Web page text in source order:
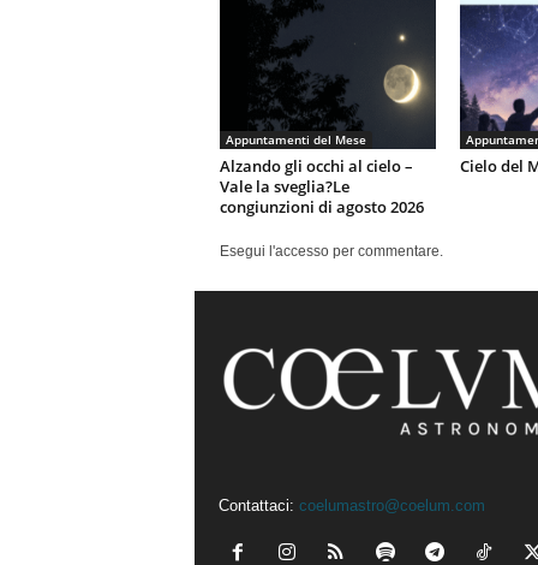
Appuntamenti del Mese
Alzando gli occhi al cielo –
Vale la sveglia?Le
congiunzioni di agosto 2026
Cielo del
Esegui l'accesso per commentare.
Contattaci: coelumastro@coelum.com